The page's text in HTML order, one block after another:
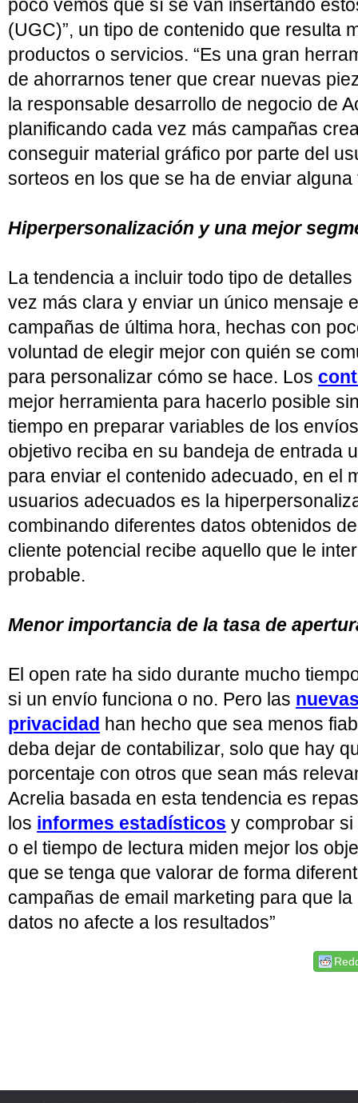
poco vemos que sí se van insertando
(UGC)”, un tipo de contenido que resulta
productos o servicios. “Es una gran
de ahorrarnos tener que crear nuevas
la responsable desarrollo de negocio de
planificando cada vez más campañas
conseguir material gráfico por parte del
sorteos en los que se ha de enviar alguna
Hiperpersonalización y una mejor
La tendencia a incluir todo tipo de
vez más clara y enviar un único mensaje
campañas de última hora, hechas con
voluntad de elegir mejor con quién se
para personalizar cómo se hace. Los
mejor herramienta para hacerlo posible
tiempo en preparar variables de los
objetivo reciba en su bandeja de entrada
para enviar el contenido adecuado, en el
usuarios adecuados es la
combinando diferentes datos obtenidos
cliente potencial recibe aquello que le
probable.
Menor importancia de la tasa de
El open rate ha sido durante mucho
si un envío funciona o no. Pero las
privacidad han hecho que sea menos
deba dejar de contabilizar, solo que hay
porcentaje con otros que sean más
Acrelia basada en esta tendencia es
los informes estadísticos y comprobar
o el tiempo de lectura miden mejor los
que se tenga que valorar de forma
campañas de email marketing para que
datos no afecte a los resultados”